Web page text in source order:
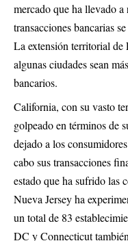
mercado que ha llevado
transacciones bancarias
La extensión territorial de
algunas ciudades sean
bancarios.
California, con su vasto
golpeado en términos de
dejado a los
cabo sus transacciones
estado que ha sufrido las
Nueva Jersey ha
un total de 83
DC y Connecticut